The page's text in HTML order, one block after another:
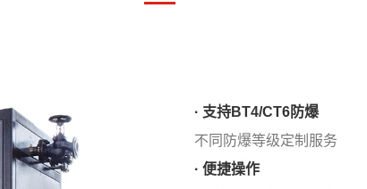
· 支持BT4/CT6防爆
不同防爆等级定制服务
· 便捷操作